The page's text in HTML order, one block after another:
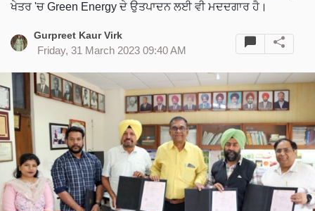
ਖੇਤਰ 'ਚ Green Energy ਦੇ ਉਤਪਾਦਨ ਲਈ ਵੀ ਮਦਦਗਾਰ ਹੈ।
Gurpreet Kaur Virk
Friday, 31 March 2023 09:40 AM